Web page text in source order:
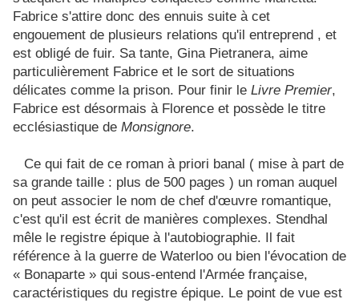
Fabrice s'attire donc des ennuis suite à cet
engouement de plusieurs relations qu'il entreprend , et
est obligé de fuir. Sa tante, Gina Pietranera, aime
particulièrement Fabrice et le sort de situations
délicates comme la prison. Pour finir le Livre Premier,
Fabrice est désormais à Florence et possède le titre
ecclésiastique de Monsignore.
Ce qui fait de ce roman à priori banal ( mise à part de
sa grande taille : plus de 500 pages ) un roman auquel
on peut associer le nom de chef d'œuvre romantique,
c'est qu'il est écrit de manières complexes. Stendhal
mêle le registre épique à l'autobiographie. Il fait
référence à la guerre de Waterloo ou bien l'évocation de
« Bonaparte » qui sous-entend l'Armée française,
caractéristiques du registre épique. Le point de vue est